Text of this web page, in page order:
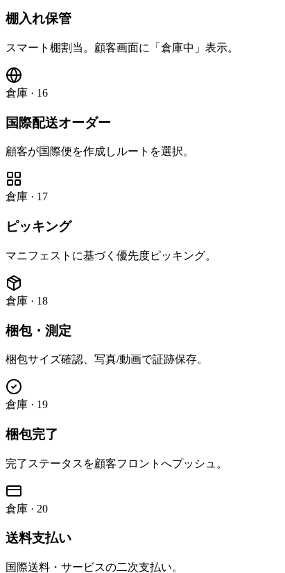
棚入れ保管
スマート棚割当。顧客画面に「倉庫中」表示。
倉庫 · 16
国際配送オーダー
顧客が国際便を作成しルートを選択。
倉庫 · 17
ピッキング
マニフェストに基づく優先度ピッキング。
倉庫 · 18
梱包・測定
梱包サイズ確認、写真/動画で証跡保存。
倉庫 · 19
梱包完了
完了ステータスを顧客フロントへプッシュ。
倉庫 · 20
送料支払い
国際送料・サービスの二次支払い。